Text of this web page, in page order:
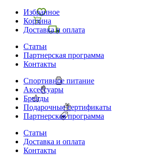
Избранное
Корзина
Доставка и оплата
Статьи
Партнерская программа
Контакты
Спортивное питание
Аксессуары
Бренды
Подарочные сертификаты
Партнерская программа
Статьи
Доставка и оплата
Контакты